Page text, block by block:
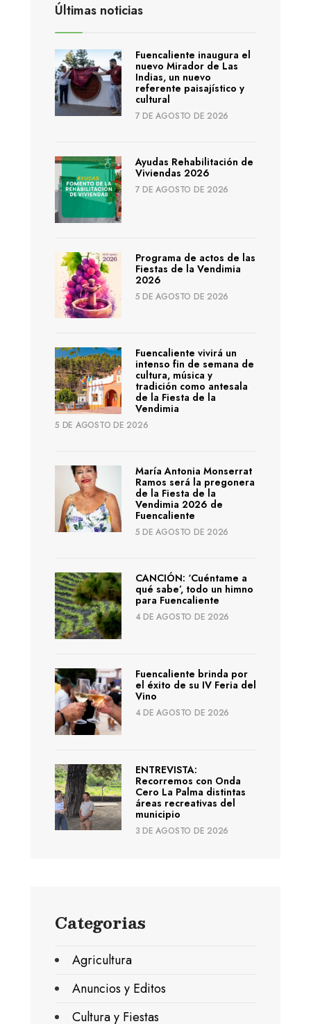
Últimas noticias
Fuencaliente inaugura el
nuevo Mirador de Las
Indias, un nuevo
referente paisajístico y
cultural
7 DE AGOSTO DE 2026
Ayudas Rehabilitación de
Viviendas 2026
7 DE AGOSTO DE 2026
Programa de actos de las
Fiestas de la Vendimia
2026
5 DE AGOSTO DE 2026
Fuencaliente vivirá un
intenso fin de semana de
cultura, música y
tradición como antesala
de la Fiesta de la
Vendimia
5 DE AGOSTO DE 2026
María Antonia Monserrat
Ramos será la pregonera
de la Fiesta de la
Vendimia 2026 de
Fuencaliente
5 DE AGOSTO DE 2026
CANCIÓN: ‘Cuéntame a
qué sabe’, todo un himno
para Fuencaliente
4 DE AGOSTO DE 2026
Fuencaliente brinda por
el éxito de su IV Feria del
Vino
4 DE AGOSTO DE 2026
ENTREVISTA:
Recorremos con Onda
Cero La Palma distintas
áreas recreativas del
municipio
3 DE AGOSTO DE 2026
Categorias
Agricultura
Anuncios y Editos
Cultura y Fiestas